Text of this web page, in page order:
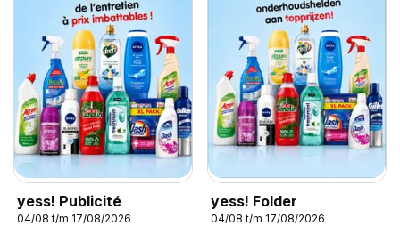
yess! Publicité
04/08 t/m 17/08/2026
yess! Folder
04/08 t/m 17/08/2026